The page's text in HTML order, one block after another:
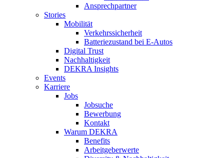
Ansprechpartner
Stories
Mobilität
Verkehrssicherheit
Batteriezustand bei E-Autos
Digital Trust
Nachhaltigkeit
DEKRA Insights
Events
Karriere
Jobs
Jobsuche
Bewerbung
Kontakt
Warum DEKRA
Benefits
Arbeitgeberwerte